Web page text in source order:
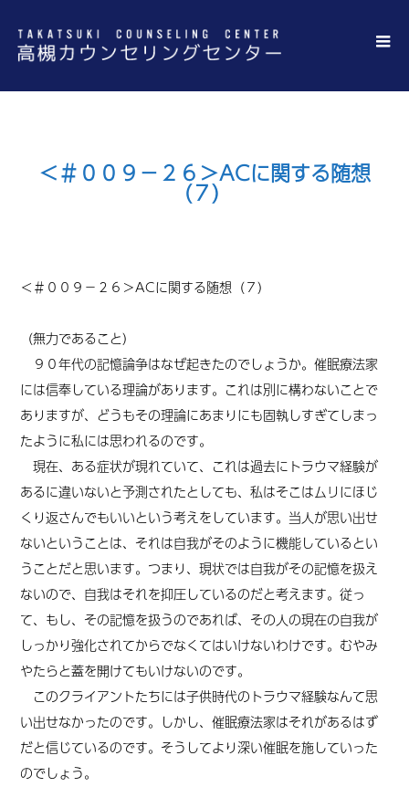
＜＃００９－２６＞ACに関する随想
（７）
＜＃００９－２６ ＞ACに関する随想（７）
（無力であること）
９０年代の記憶論争はなぜ起きたのでしょうか。催眠療法家
には信奉している理論があります。これは別に構わないことで
ありますが、どうもその理論にあまりにも固執しすぎてしまっ
たように私には思われるのです。
現在、ある症状が現れていて、これは過去にトラウマ経験が
あるに違いないと予測されたとしても、私はそこはムリにほじ
くり返さんでもいいという考えをしています。当人が思い出せ
ないということは、それは自我がそのように機能しているとい
うことだと思います。つまり、現状では自我がその記憶を扱え
ないので、自我はそれを抑圧しているのだと考えます。従っ
て、もし、その記憶を扱うのであれば、その人の現在の自我が
しっかり強化されてからでなくてはいけないわけです。むやみ
やたらと蓋を開けてもいけないのです。
このクライアントたちには子供時代のトラウマ経験なんて思
い出せなかったのです。しかし、催眠療法家はそれがあるはず
だと信じているのです。そうしてより深い催眠を施していった
のでしょう。